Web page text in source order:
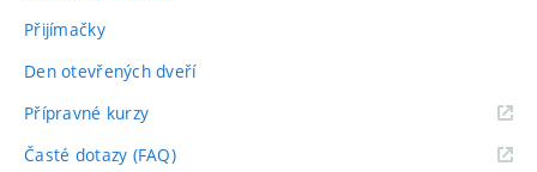
Přijímačky
Den otevřených dveří
Přípravné kurzy
Časté dotazy (FAQ)